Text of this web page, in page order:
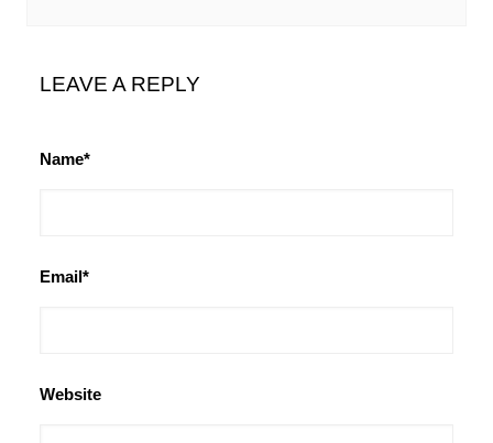
LEAVE A REPLY
Name*
Email*
Website